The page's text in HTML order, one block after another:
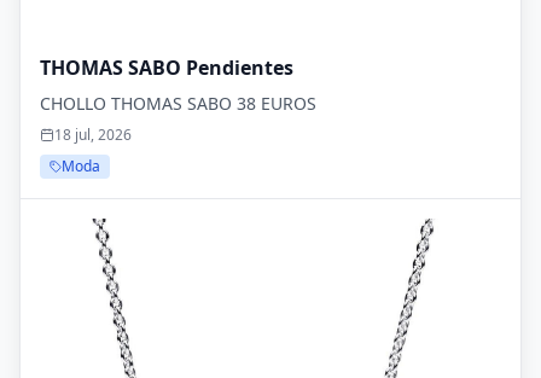
THOMAS SABO Pendientes
CHOLLO THOMAS SABO 38 EUROS
18 jul, 2026
Moda